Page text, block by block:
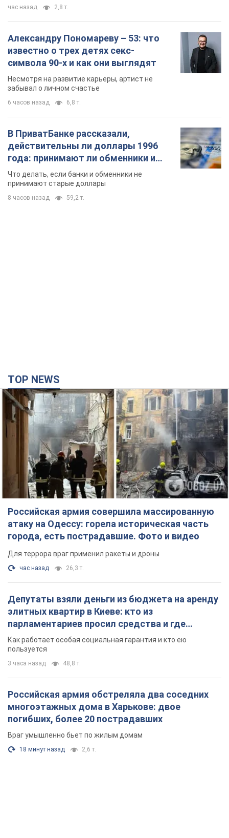
час назад 2,8 т.
Александру Пономареву – 53: что
известно о трех детях секс-
символа 90-х и как они выглядят
Несмотря на развитие карьеры, артист не
забывал о личном счастье
6 часов назад 6,8 т.
В ПриватБанке рассказали,
действительны ли доллары 1996
года: принимают ли обменники и
банки такие купюры
Что делать, если банки и обменники не
принимают старые доллары
8 часов назад 59,2 т.
TOP NEWS
Российская армия совершила массированную
атаку на Одессу: горела историческая часть
города, есть пострадавшие. Фото и видео
Для террора враг применил ракеты и дроны
час назад 26,3 т.
Депутаты взяли деньги из бюджета на аренду
элитных квартир в Киеве: кто из
парламентариев просил средства и где
поселился
Как работает особая социальная гарантия и кто ею
пользуется
3 часа назад 48,8 т.
Российская армия обстреляла два соседних
многоэтажных дома в Харькове: двое
погибших, более 20 пострадавших
Враг умышленно бьет по жилым домам
18 минут назад 2,6 т.